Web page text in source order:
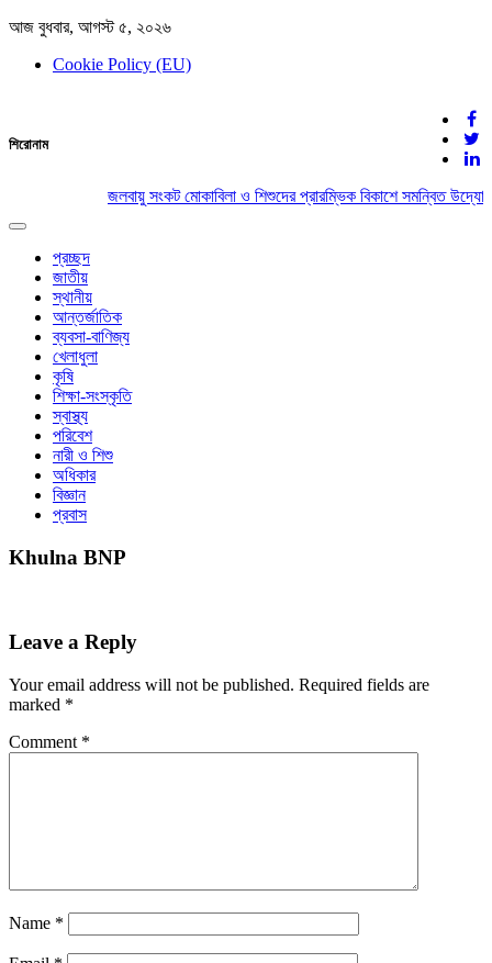
আজ বুধবার, আগস্ট ৫, ২০২৬
Cookie Policy (EU)
দেশের খবর
যুক্ত থাকুন দেশের সঙ্গে
শিরোনাম
জলবায়ু সংকট মোকাবিলা ও শিশুদের প্রারম্ভিক বিকাশে সমন্বিত
Toggle
navigation
প্রচ্ছদ
জাতীয়
স্থানীয়
আন্তর্জাতিক
ব্যবসা-বাণিজ্য
খেলাধুলা
কৃষি
শিক্ষা-সংস্কৃতি
স্বাস্থ্য
পরিবেশ
নারী ও শিশু
অধিকার
বিজ্ঞান
প্রবাস
Khulna BNP
Leave a Reply
Your email address will not be published. Required fields are
marked *
Comment *
Name *